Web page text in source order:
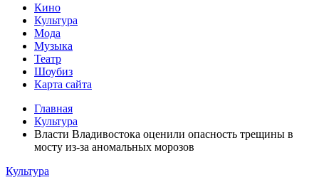
Кино
Культура
Мода
Музыка
Театр
Шоубиз
Карта сайта
Главная
Культура
Власти Владивостока оценили опасность трещины в
мосту из-за аномальных морозов
Культура